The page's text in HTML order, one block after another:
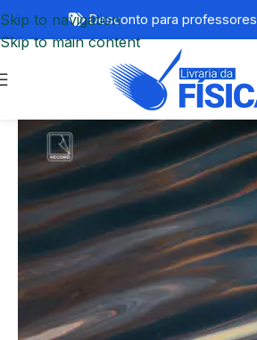
Skip to navigation
Skip to main content
Desconto para professores,